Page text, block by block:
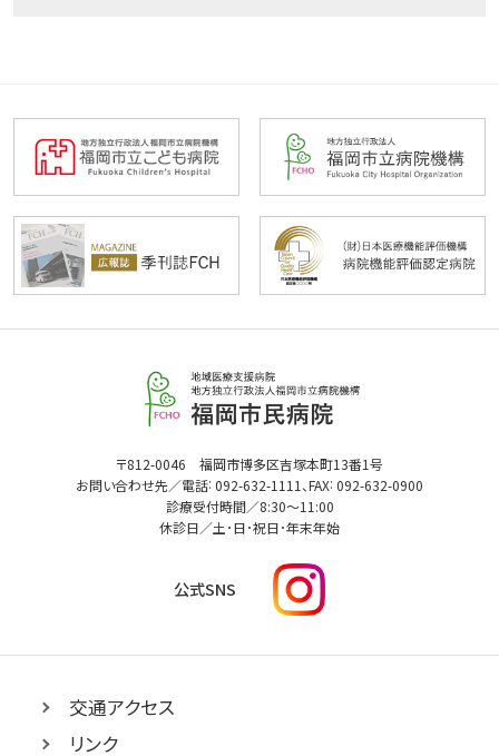
福
岡
市
民
病
〒812-0046 福岡市博多区吉塚本町13番1号
お問い合わせ先／電話: 092-632-1111 、FAX: 092-632-0900
診療受付時間／8:30～11:00
休診日／土･日･祝日･年末年始
公式SNS
I
n
t
交通アクセス
リンク